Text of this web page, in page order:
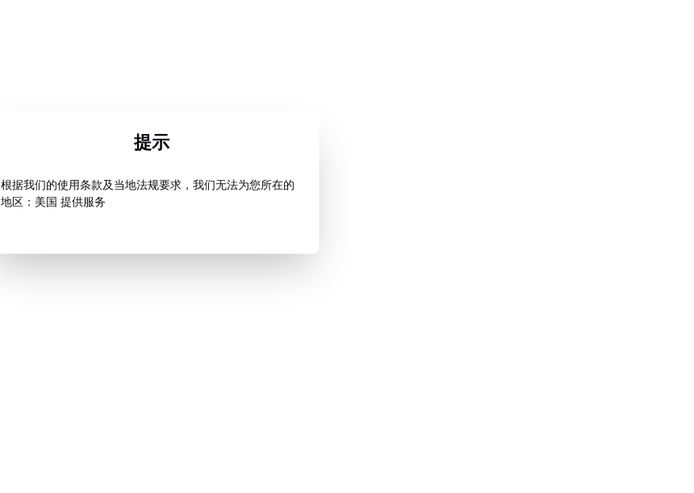
提示
根据我们的使用条款及当地法规要求，我们无法为您所在的
地区：美国 提供服务